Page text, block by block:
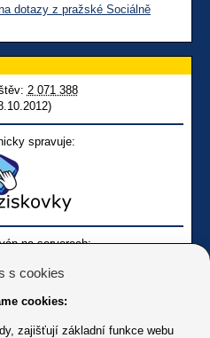
dotazy z pražské Sociálně
2 071 388
spravuje:
na serverech:
s cookies
cookies:
zajišťují základní funkce webu